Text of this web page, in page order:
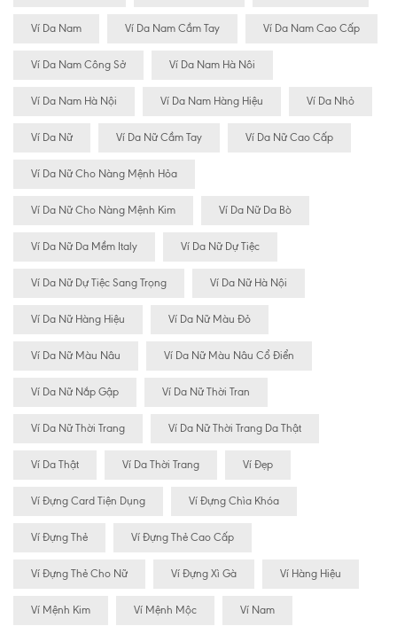
Ví Da Nam Ví Da Nam Cầm Tay Ví Da Nam Cao Cấp
Ví Da Nam Công Sở Ví Da Nam Hà Nôi
Ví Da Nam Hà Nội Ví Da Nam Hàng Hiệu Ví Da Nhỏ
Ví Da Nữ Ví Da Nữ Cầm Tay Ví Da Nữ Cao Cấp
Ví Da Nữ Cho Nàng Mệnh Hỏa
Ví Da Nữ Cho Nàng Mệnh Kim Ví Da Nữ Da Bò
Ví Da Nữ Da Mềm Italy Ví Da Nữ Dự Tiệc
Ví Da Nữ Dự Tiệc Sang Trọng Ví Da Nữ Hà Nội
Ví Da Nữ Hàng Hiệu Ví Da Nữ Màu Đỏ
Ví Da Nữ Màu Nâu Ví Da Nữ Màu Nâu Cổ Điển
Ví Da Nữ Nắp Gập Ví Da Nữ Thời Tran
Ví Da Nữ Thời Trang Ví Da Nữ Thời Trang Da Thật
Ví Da Thật Ví Da Thời Trang Ví Đẹp
Ví Đựng Card Tiện Dụng Ví Đựng Chìa Khóa
Ví Đựng Thẻ Ví Đựng Thẻ Cao Cấp
Ví Đựng Thẻ Cho Nữ Ví Đựng Xì Gà Ví Hàng Hiệu
Ví Mệnh Kim Ví Mệnh Mộc Ví Nam